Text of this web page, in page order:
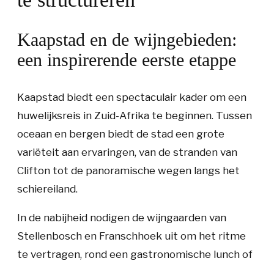
Kaapstad en de wijngebieden:
een inspirerende eerste etappe
Kaapstad biedt een spectaculair kader om een
huwelijksreis in Zuid-Afrika te beginnen. Tussen
oceaan en bergen biedt de stad een grote
variëteit aan ervaringen, van de stranden van
Clifton tot de panoramische wegen langs het
schiereiland.
In de nabijheid nodigen de wijngaarden van
Stellenbosch en Franschhoek uit om het ritme
te vertragen, rond een gastronomische lunch of